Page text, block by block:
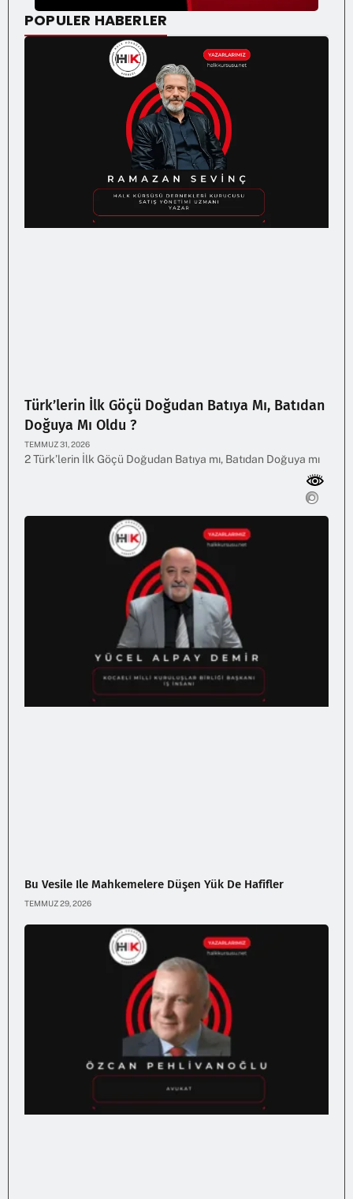
POPULER HABERLER
Türk’lerin İlk Göçü Doğudan Batıya Mı, Batıdan
Doğuya Mı Oldu ?
TEMMUZ 31, 2026
2 Türk’lerin İlk Göçü Doğudan Batıya mı, Batıdan Doğuya mı
Bu Vesile Ile Mahkemelere Düşen Yük De Hafifler
TEMMUZ 29, 2026